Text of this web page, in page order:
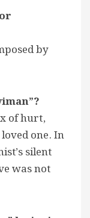
by
of hurt,
one. In
silent
was not